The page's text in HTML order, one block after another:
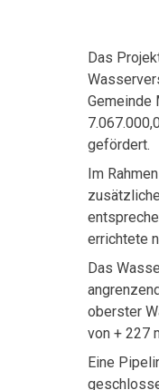
Das
Gemeinde
gefördert.
Im
errichtete
Das
oberster
von + 227
Eine